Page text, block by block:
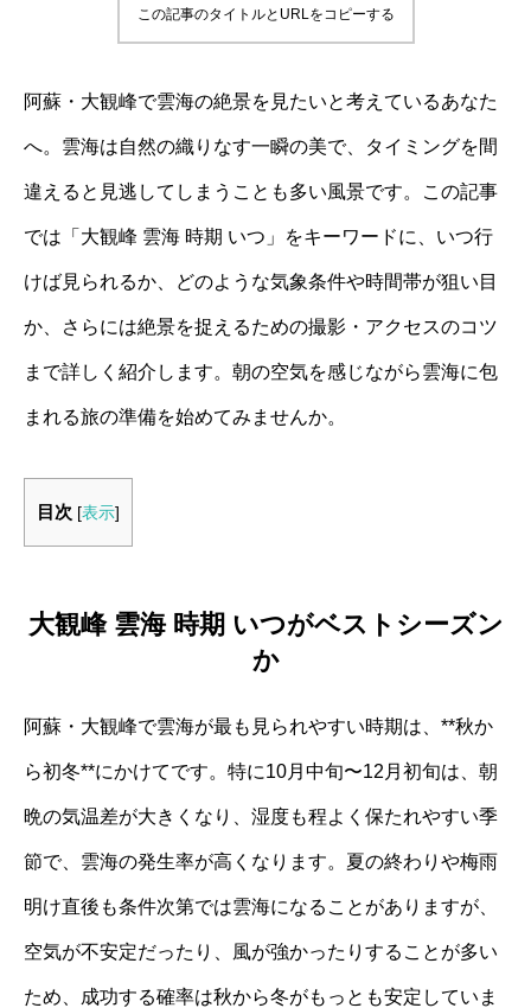
この記事のタイトルとURLをコピーする
阿蘇・大観峰で雲海の絶景を見たいと考えているあなた
へ。雲海は自然の織りなす一瞬の美で、タイミングを間
違えると見逃してしまうことも多い風景です。この記事
では「大観峰 雲海 時期 いつ」をキーワードに、いつ行
けば見られるか、どのような気象条件や時間帯が狙い目
か、さらには絶景を捉えるための撮影・アクセスのコツ
まで詳しく紹介します。朝の空気を感じながら雲海に包
まれる旅の準備を始めてみませんか。
目次 [表示]
大観峰 雲海 時期 いつがベストシーズン
か
阿蘇・大観峰で雲海が最も見られやすい時期は、**秋か
ら初冬**にかけてです。特に10月中旬〜12月初旬は、朝
晩の気温差が大きくなり、湿度も程よく保たれやすい季
節で、雲海の発生率が高くなります。夏の終わりや梅雨
明け直後も条件次第では雲海になることがありますが、
空気が不安定だったり、風が強かったりすることが多い
ため、成功する確率は秋から冬がもっとも安定していま